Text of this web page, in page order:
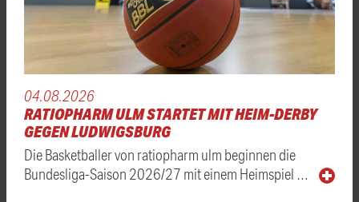
04.08.2026
RATIOPHARM ULM STARTET MIT HEIM-DERBY
GEGEN LUDWIGSBURG
Die Basketballer von ratiopharm ulm beginnen die
Bundesliga-Saison 2026/27 mit einem Heimspiel …